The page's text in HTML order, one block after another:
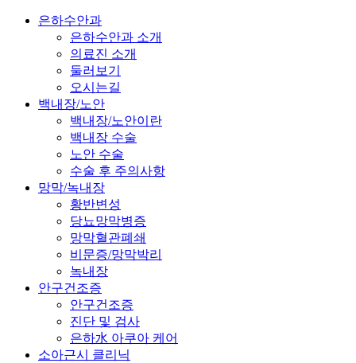
은하수안과
은하수안과 소개
의료진 소개
둘러보기
오시는길
백내장/노안
백내장/노안이란
백내장 수술
노안 수술
수술 후 주의사항
망막/녹내장
황반변성
당뇨망막병증
망막혈관폐쇄
비문증/망막박리
녹내장
안구건조증
안구건조증
진단 및 검사
은하水 아쿠아 케어
소아근시 클리닉